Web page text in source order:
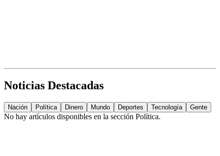
Noticias Destacadas
Nación Política Dinero Mundo Deportes Tecnología Gente
No hay artículos disponibles en la sección Política.